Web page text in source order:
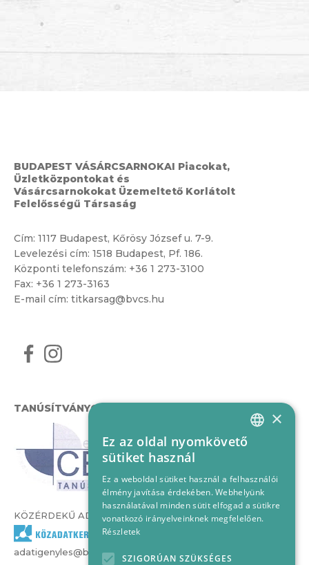
BUDAPEST VÁSÁRCSARNOKAI Piacokat,
Üzletközpontokat és
Vásárcsarnokokat Üzemeltető Korlátolt
Felelősségű Társaság
Cím: 1117 Budapest, Kőrösy József u. 7-9.
Levelezési cím: 1518 Budapest, Pf. 186.
Központi telefonszám: +36 1 273-3100
Fax: +36 1 273-3163
E-mail cím: titkarsag@bvcs.hu
TANÚSÍTVÁNYOK
KÖZÉRDEKŰ ADATOK
adatigenyles@bvcs.hu
HUNGARIAN
×
Ez az oldal nyomkövető
sütiket használ
Ez a weboldal sütiket használ a felhasználói
élmény javítása érdekében. Webhelyünk
használatával minden sütit elfogad a sütikre
vonatkozó irányelveinknek megfelelően.
Részletek
SZIGORÚAN SZÜKSÉGES